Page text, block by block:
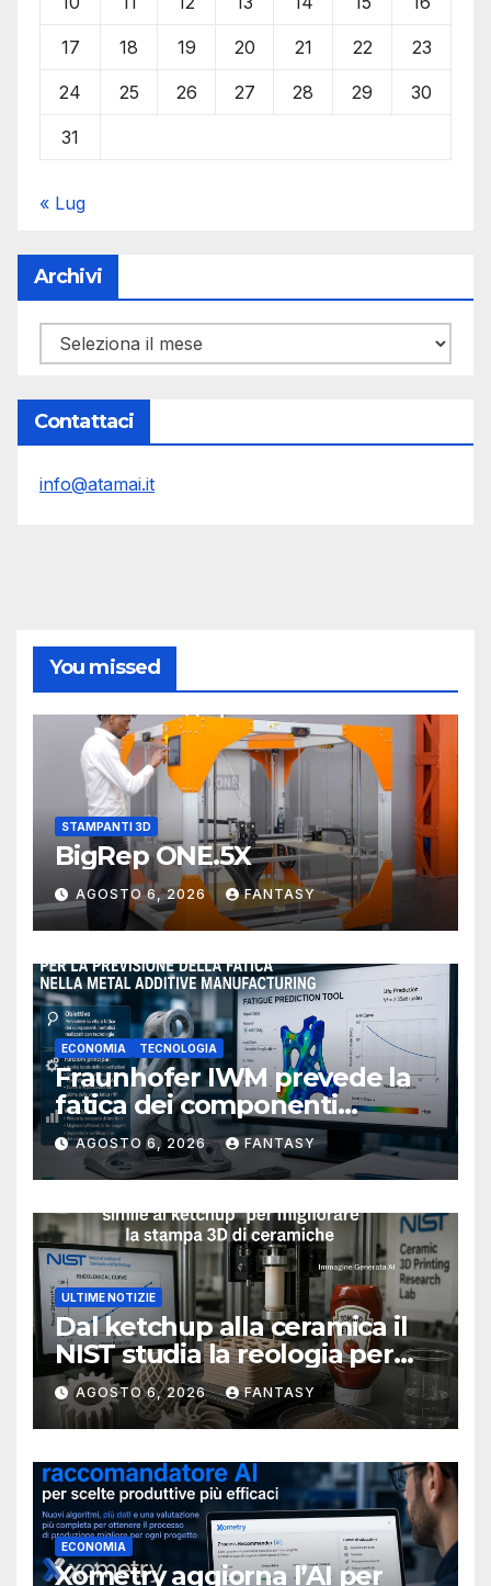
17 18 19 20 21 22 23
24 25 26 27 28 29 30
31
« Lug
Archivi
Archivi
Contattaci
info@atamai.it
You missed
STAMPANTI 3D
BigRep ONE.5X
AGOSTO 6, 2026 FANTASY
ECONOMIA TECNOLOGIA
Fraunhofer IWM prevede la
fatica dei componenti
metallici stampati in 3D
AGOSTO 6, 2026 FANTASY
ULTIME NOTIZIE
Dal ketchup alla ceramica il
NIST studia la reologia per
rendere più affidabile la
stampa 3D
AGOSTO 6, 2026 FANTASY
ECONOMIA
Xometry aggiorna l’AI per